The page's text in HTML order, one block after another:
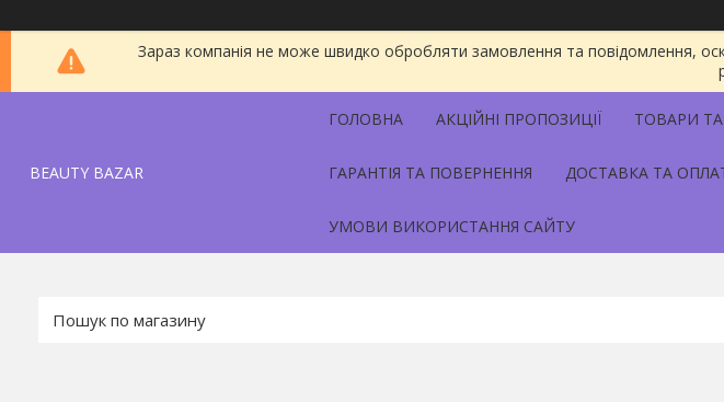
Зараз компанія не може швидко обробляти замовлення та повідомлення,
BEAUTY BAZAR
ГОЛОВНА АКЦІЙНІ ПРОПОЗИЦІЇ ТОВАРИ
ГАРАНТІЯ ТА ПОВЕРНЕННЯ ДОСТАВКА ТА
УМОВИ ВИКОРИСТАННЯ САЙТУ